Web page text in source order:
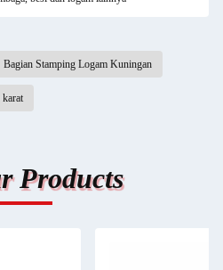
Bagian Stamping Logam Kuningan
karat
Products